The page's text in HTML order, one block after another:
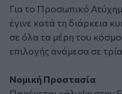
Για το Προσωπικό
έγινε κατά τη διάρκεια
σε όλα τα μέρη του
επιλογής ανάμεσα σε
Νομική Προστασία